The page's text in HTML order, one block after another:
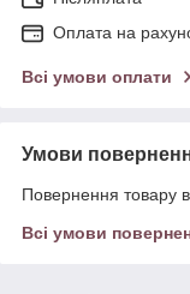
Оплата на
Всі умови оплати
Умови
Повернення товару
Всі умови